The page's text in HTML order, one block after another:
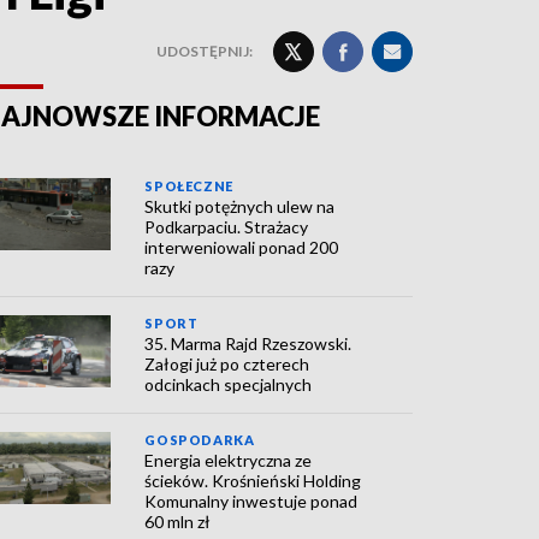
UDOSTĘPNIJ:
INFORMACJE
SPOŁECZNE
Skutki potężnych ulew na
Podkarpaciu. Strażacy
interweniowali ponad 200
razy
SPORT
35. Marma Rajd Rzeszowski.
Załogi już po czterech
odcinkach specjalnych
GOSPODARKA
Energia elektryczna ze
ścieków. Krośnieński Holding
Komunalny inwestuje ponad
60 mln zł